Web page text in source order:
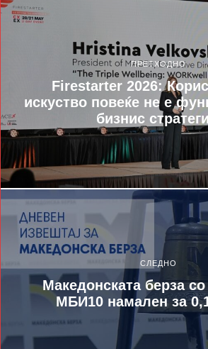
ПРЕТХОДНО
Firestarter 2026:
искуство повеќе не е
бизнис
СЛЕДНО
Македонската берза
МБИ10 намален за